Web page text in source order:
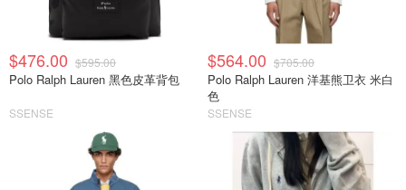
$476.00 $595.00
Polo Ralph Lauren 黑色皮革背包
SSENSE
$564.00 $705.00
Polo Ralph Lauren 洋基熊卫衣 米白
色
SSENSE